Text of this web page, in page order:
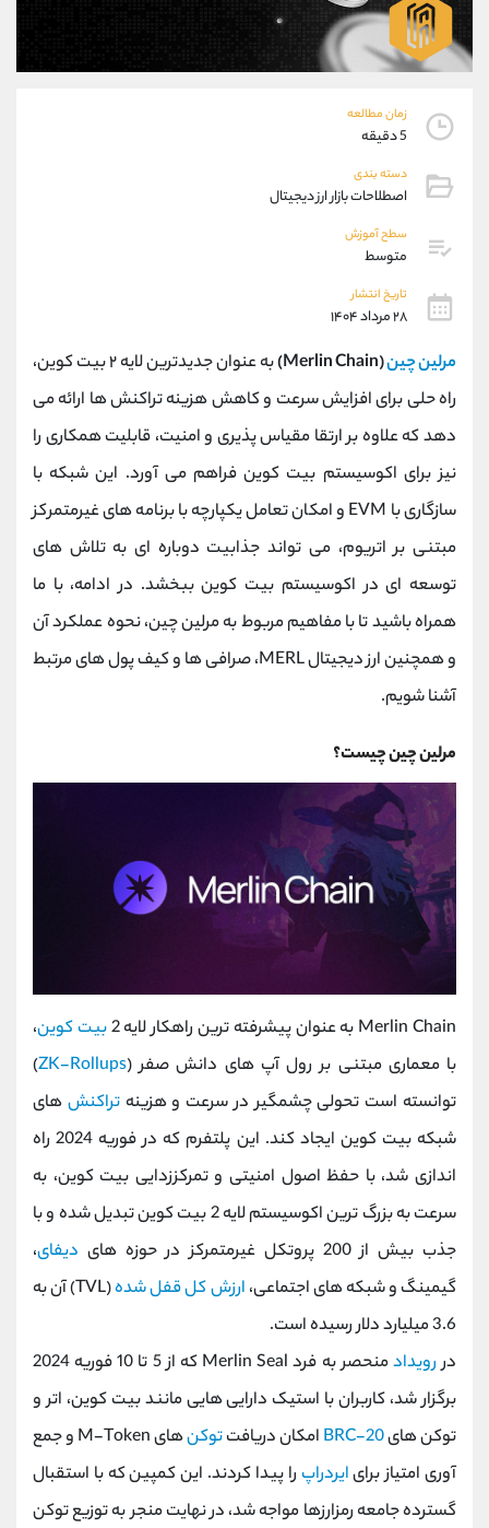
زمان مطالعه
5 دقیقه
دسته بندی
اصطلاحات بازار ارز دیجیتال
سطح آموزش
متوسط
تاریخ انتشار
۲۸ مرداد ۱۴۰۴
مرلین چین(Merlin Chain)
به عنوان جدیدترین لایه ۲ بیت کوین،
راه ‌حلی برای افزایش سرعت و کاهش هزینه تراکنش ‌ها ارائه می
‌دهد که علاوه بر ارتقا مقیاس ‌پذیری و امنیت، قابلیت همکاری را
نیز برای اکوسیستم بیت کوین فراهم می ‌آورد. این شبکه با
سازگاری با EVM و امکان تعامل یکپارچه با برنامه‌ های غیرمتمرکز
مبتنی بر اتریوم، می ‌تواند جذابیت دوباره ‌ای به تلاش‌ های
توسعه ‌ای در اکوسیستم بیت کوین ببخشد. در ادامه، با ما
همراه باشید تا با مفاهیم مربوط به مرلین چین، نحوه عملکرد آن
و همچنین ارز دیجیتال MERL، صرافی‌ ها و کیف پول ‌های مرتبط
آشنا شویم.
مرلین چین چیست؟
Merlin Chain به عنوان پیشرفته ‌ترین راهکار لایه 2 بیت ‌کوین،
با معماری مبتنی بر رول ‌آپ‌ های دانش صفر (ZK-Rollups
)
توانسته است تحولی چشمگیر در سرعت و هزینهتراکنش‌ های
شبکه بیت‌ کوین ایجاد کند. این پلتفرم که در فوریه 2024 راه
‌اندازی شد، با حفظ اصول امنیتی و تمرکززدایی بیت ‌کوین، به
سرعت به بزرگ ‌ترین اکوسیستم لایه 2 بیت ‌کوین تبدیل شده و با
جذب بیش از 200 پروتکل غیرمتمرکز در حوزه ‌های
دیفای،
گیمینگ و شبکه ‌های اجتماعی، ارزش کل قفل‌ شده
(TVL) آن به
3.6 میلیارد دلار رسیده است.
دررویداد
منحصر به فرد Merlin Seal که از 5 تا 10 فوریه 2024
برگزار شد، کاربران با استیک دارایی ‌هایی مانند بیت‌ کوین، اتر و
توکن‌ هایBRC-20 امکان دریافتتوکن
‌های M-Token و جمع
‌آوری امتیاز برایایردراپ را پیدا کردند. این کمپین که با استقبال
گسترده جامعه رمزارزها مواجه شد، در نهایت منجر به توزیع توکن‌
واتساپ
تلگرام
پشتیبان فروش
موبایل
اطلاعات تماس
تلفن 021-22021030
021-22021040
بدون پیش شماره
اینستاگرام @alireza.mehrabii
کانال تلگرام @alirezamehrabi_com
@alirezamehrabi_official